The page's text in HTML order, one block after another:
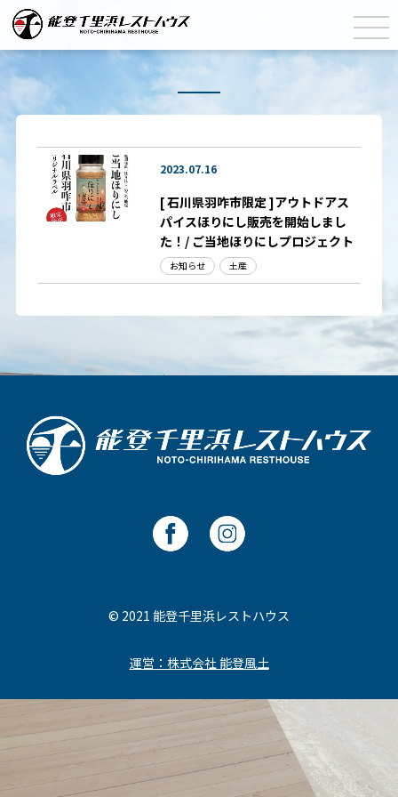
2023.07.16
[ 石川県羽咋市限定 ]アウトドアス
パイスほりにし販売を開始しまし
た！/ ご当地ほりにしプロジェクト
お知らせ 土産
© 2021 能登千里浜レストハウス
運営：株式会社 能登風土